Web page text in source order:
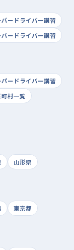
ードライバー講習
ードライバー講習
ードライバー講習
村一覧
山形県
東京都